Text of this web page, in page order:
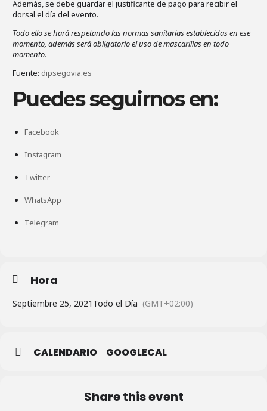
Además, se debe guardar el justificante de pago para recibir el
dorsal el día del evento.
Todo ello se hará respetando las normas sanitarias establecidas en ese
momento, además será obligatorio el uso de mascarillas en todo
momento.
Fuente: dipsegovia.es
Puedes seguirnos en:
Facebook
Instagram
Twitter
WhatsApp
Telegram
Hora
Septiembre 25, 2021 Todo el Día (GMT+02:00)
CALENDARIO GOOGLECAL
Share this event